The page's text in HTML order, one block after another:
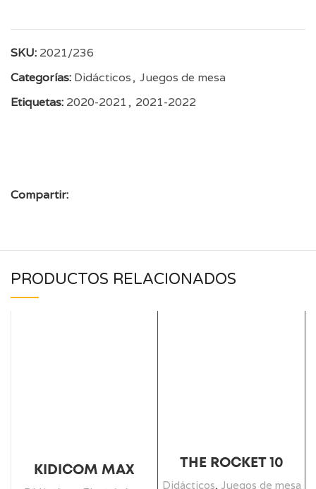
SKU: 2021/236
Categorías: Didácticos, Juegos de mesa
Etiquetas: 2020-2021, 2021-2022
Compartir:
PRODUCTOS RELACIONADOS
KIDICOM MAX
THE ROCKET 10
Didácticos, Juegos de mesa